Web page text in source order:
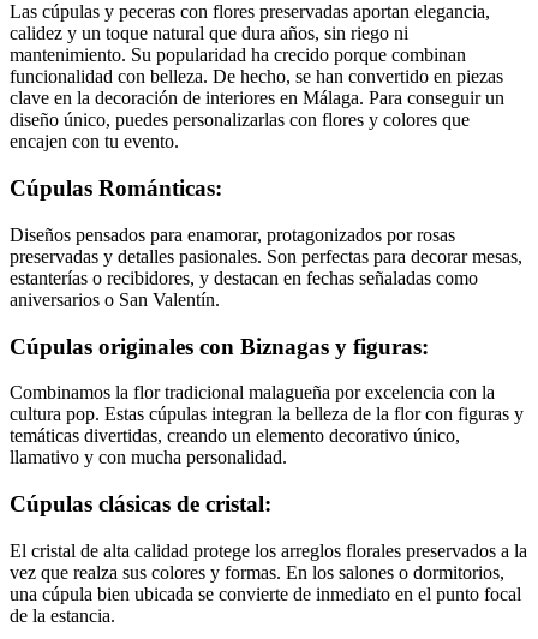
Las cúpulas y peceras con flores preservadas aportan elegancia,
calidez y un toque natural que dura años, sin riego ni
mantenimiento. Su popularidad ha crecido porque combinan
funcionalidad con belleza. De hecho, se han convertido en piezas
clave en la decoración de interiores en Málaga. Para conseguir un
diseño único, puedes personalizarlas con flores y colores que
encajen con tu evento.
Cúpulas Románticas:
Diseños pensados para enamorar, protagonizados por rosas
preservadas y detalles pasionales. Son perfectas para decorar mesas,
estanterías o recibidores, y destacan en fechas señaladas como
aniversarios o San Valentín.
Cúpulas originales con Biznagas y figuras:
Combinamos la flor tradicional malagueña por excelencia con la
cultura pop. Estas cúpulas integran la belleza de la flor con figuras y
temáticas divertidas, creando un elemento decorativo único,
llamativo y con mucha personalidad.
Cúpulas clásicas de cristal:
El cristal de alta calidad protege los arreglos florales preservados a la
vez que realza sus colores y formas. En los salones o dormitorios,
una cúpula bien ubicada se convierte de inmediato en el punto focal
de la estancia.